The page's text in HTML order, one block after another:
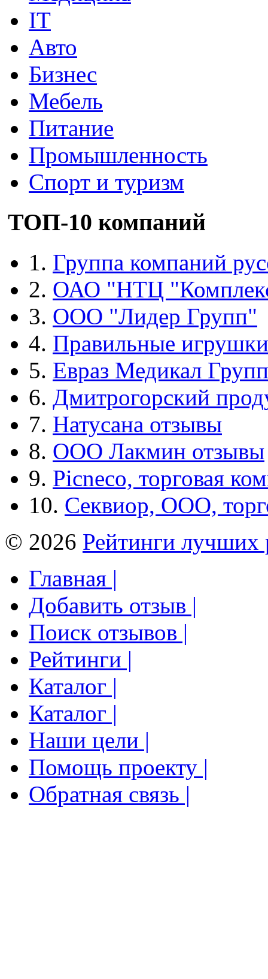
IT
Авто
Бизнес
Мебель
Питание
Промышленность
Спорт и туризм
ТОП-10 компаний
1. Группа компаний
2. ОАО "НТЦ
3. ООО "Лидер Групп"
4. Правильные игрушки
5. Евраз Медикал Групп
6. Дмитрогорский
7. Натусана отзывы
8. ООО Лакмин отзывы
9. Picneco, торговая
10. Секвиор, ООО,
© 2026 Рейтинги лучших
Главная |
Добавить отзыв |
Поиск отзывов |
Рейтинги |
Каталог |
Каталог |
Наши цели |
Помощь проекту |
Обратная связь |